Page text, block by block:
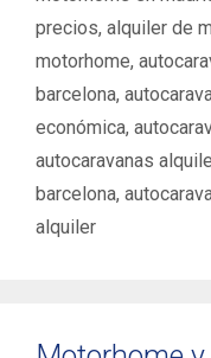
precios, alquiler de
motorhome,
barcelona,
económica,
autocaravanas
barcelona,
alquiler